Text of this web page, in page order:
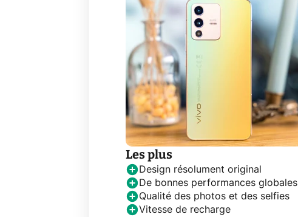
Les plus
Design résolument original
De bonnes performances globales
Qualité des photos et des selfies
Vitesse de recharge